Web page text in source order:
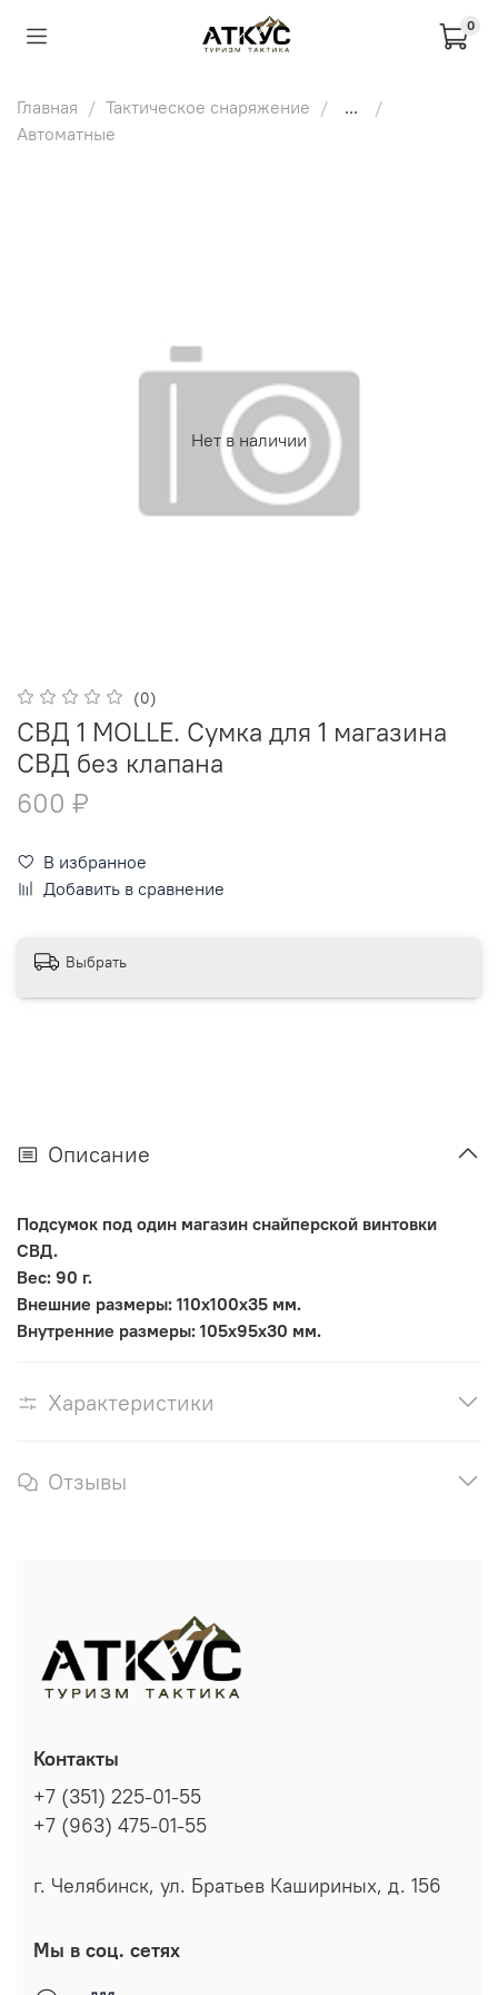
0
Главная Тактическое снаряжение
...
Автоматные
Нет в наличии
(0)
СВД 1 MOLLE. Сумка для 1 магазина
СВД без клапана
600 ₽
В избранное
Добавить в сравнение
Выбрать
Описание
Подсумок под один магазин снайперской винтовки
СВД.
Вес: 90 г.
Внешние размеры: 110х100х35 мм.
Внутренние размеры: 105х95х30 мм.
Характеристики
Отзывы
Контакты
+7 (351) 225-01-55
+7 (963) 475-01-55
г. Челябинск, ул. Братьев Кашириных, д. 156
Мы в соц. сетях